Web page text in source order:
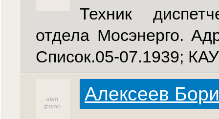
Техник
отдела Мосэнерго.
Список.05-07.1939;
Алексеев